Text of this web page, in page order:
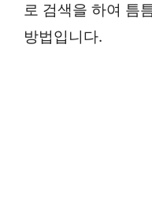
로 검색을 하여 틈
방법입니다.